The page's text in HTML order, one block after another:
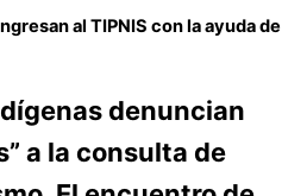
al TIPNIS con la ayuda de
denuncian
a la consulta de